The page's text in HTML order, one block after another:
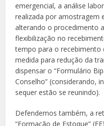
emergencial, a análise
realizada por amostragem
alterando o procedimento
flexibilização no
tempo para o
medida para redução da
dispensar o “Formulário
Conselho” (considerando,
sequer estão se reunindo).
Defendemos também, a
“Formação de Estoque”